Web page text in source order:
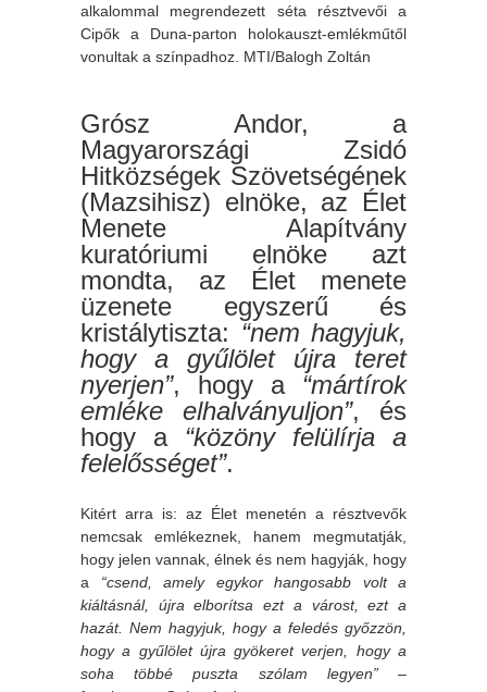
alkalommal megrendezett séta résztvevői a
Cipők a Duna-parton holokauszt-emlékműtől
vonultak a színpadhoz. MTI/Balogh Zoltán
Grósz Andor, a
Magyarországi Zsidó
Hitközségek Szövetségének
(Mazsihisz) elnöke, az Élet
Menete Alapítvány
kuratóriumi elnöke azt
mondta, az Élet menete
üzenete egyszerű és
kristálytiszta: “nem hagyjuk,
hogy a gyűlölet újra teret
nyerjen”, hogy a “mártírok
emléke elhalványuljon”, és
hogy a“közöny felülírja a
felelősséget”.
Kitért arra is: az Élet menetén a résztvevők
nemcsak emlékeznek, hanem megmutatják,
hogy jelen vannak, élnek és nem hagyják, hogy
a “csend, amely egykor hangosabb volt a
kiáltásnál, újra elborítsa ezt a várost, ezt a
hazát. Nem hagyjuk, hogy a feledés győzzön,
hogy a gyűlölet újra gyökeret verjen, hogy a
soha többé puszta szólam legyen”–